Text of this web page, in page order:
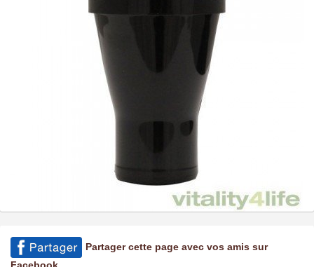
Partager cette page avec vos amis sur